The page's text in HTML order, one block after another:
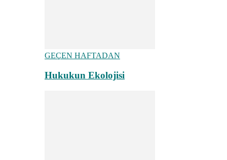
GEÇEN HAFTADAN
Hukukun Ekolojisi